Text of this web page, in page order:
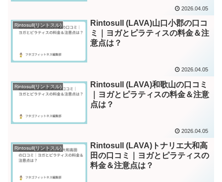
2026.04.05
Rintosull(リントスル)
Rintosull (LAVA)山口小郡の口コ
ミ｜ヨガとピラティスの料金＆注
意点は？
2026.04.05
Rintosull(リントスル)
Rintosull (LAVA)和歌山の口コミ
｜ヨガとピラティスの料金＆注意
点は？
2026.04.05
Rintosull(リントスル)
Rintosull (LAVA)トナリエ大和高
田の口コミ｜ヨガとピラティスの
料金＆注意点は？